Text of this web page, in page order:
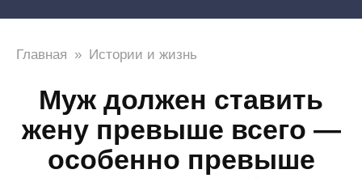
Главная » Истории и жизнь
Муж должен ставить
жену превыше всего —
особенно превыше